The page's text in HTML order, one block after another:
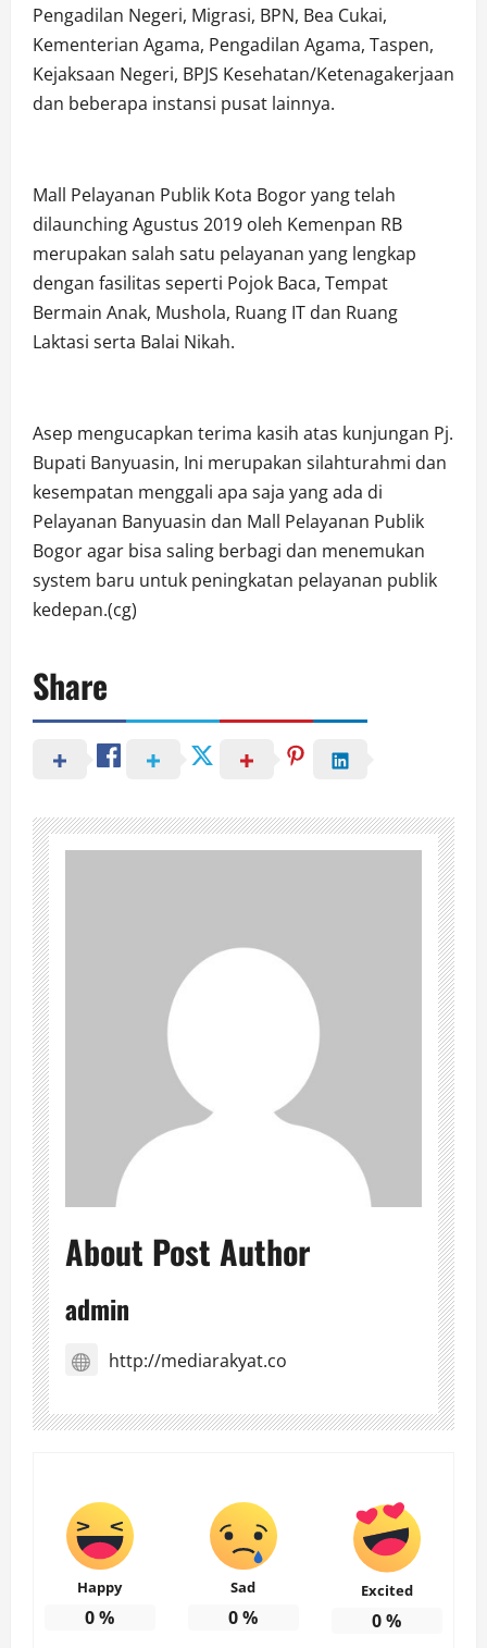
Pengadilan Negeri, Migrasi, BPN, Bea Cukai,
Kementerian Agama, Pengadilan Agama, Taspen,
Kejaksaan Negeri, BPJS Kesehatan/Ketenagakerjaan
dan beberapa instansi pusat lainnya.
Mall Pelayanan Publik Kota Bogor yang telah
dilaunching Agustus 2019 oleh Kemenpan RB
merupakan salah satu pelayanan yang lengkap
dengan fasilitas seperti Pojok Baca, Tempat
Bermain Anak, Mushola, Ruang IT dan Ruang
Laktasi serta Balai Nikah.
Asep mengucapkan terima kasih atas kunjungan Pj.
Bupati Banyuasin, Ini merupakan silahturahmi dan
kesempatan menggali apa saja yang ada di
Pelayanan Banyuasin dan Mall Pelayanan Publik
Bogor agar bisa saling berbagi dan menemukan
system baru untuk peningkatan pelayanan publik
kedepan.(cg)
Share
About Post Author
admin
http://mediarakyat.co
Happy
0%
Sad
0%
Excited
0%